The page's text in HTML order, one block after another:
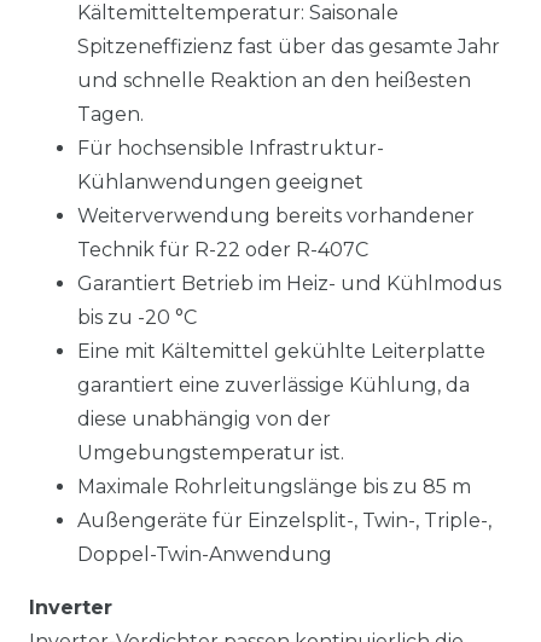
Kältemitteltemperatur: Saisonale
Spitzeneffizienz fast über das gesamte Jahr
und schnelle Reaktion an den heißesten
Tagen.
Für hochsensible Infrastruktur-
Kühlanwendungen geeignet
Weiterverwendung bereits vorhandener
Technik für R-22 oder R-407C
Garantiert Betrieb im Heiz- und Kühlmodus
bis zu -20 °C
Eine mit Kältemittel gekühlte Leiterplatte
garantiert eine zuverlässige Kühlung, da
diese unabhängig von der
Umgebungstemperatur ist.
Maximale Rohrleitungslänge bis zu 85 m
Außengeräte für Einzelsplit-, Twin-, Triple-,
Doppel-Twin-Anwendung
Inverter